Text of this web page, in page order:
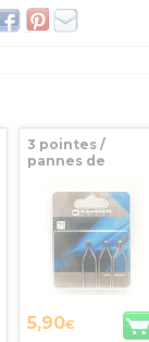
3 pointes /
pannes de
fer / pistolet
100W Kemper
5,90€